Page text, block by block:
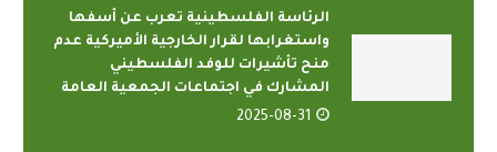
الرئاسة الفلسطينية تعرب عن أسفها
واستغرابها لقرار الخارجية الأميركية عدم
منح تأشيرات للوفد الفلسطيني
المشارك في اجتماعات الجمعية العامة
2025-08-31